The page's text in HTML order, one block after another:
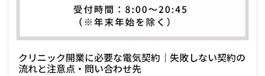
クリニック開業に必要な電気契約｜失敗しない契約の
流れと注意点・問い合わせ先